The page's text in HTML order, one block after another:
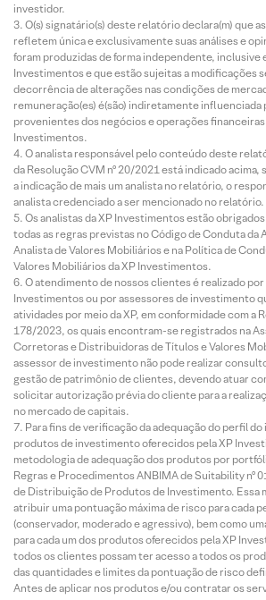
investidor.
O(s) signatário(s) deste relatório declara(m) que
refletem única e exclusivamente suas análises e
foram produzidas de forma independente, inclusive
Investimentos e que estão sujeitas a modificações
decorrência de alterações nas condições de
remuneração(es) é(são) indiretamente
provenientes dos negócios e operações financeiras
Investimentos.
O analista responsável pelo conteúdo deste
da Resolução CVM nº 20/2021 está indicado
a indicação de mais um analista no relatório, o
analista credenciado a ser mencionado no relatório.
Os analistas da XP Investimentos estão
todas as regras previstas no Código de Conduta da
Analista de Valores Mobiliários e na Política de
Valores Mobiliários da XP Investimentos.
O atendimento de nossos clientes é realizado por
Investimentos ou por assessores de investimento
atividades por meio da XP, em conformidade com a
178/2023, os quais encontram-se registrados na
Corretoras e Distribuidoras de Títulos e Valores
assessor de investimento não pode realizar
gestão de patrimônio de clientes, devendo atuar
solicitar autorização prévia do cliente para a
no mercado de capitais.
Para fins de verificação da adequação do perfil
produtos de investimento oferecidos pela XP
metodologia de adequação dos produtos por
Regras e Procedimentos ANBIMA de Suitability nº
de Distribuição de Produtos de Investimento. Essa
atribuir uma pontuação máxima de risco para cada
(conservador, moderado e agressivo), bem como
para cada um dos produtos oferecidos pela XP
todos os clientes possam ter acesso a todos os
das quantidades e limites da pontuação de risco
Antes de aplicar nos produtos e/ou contratar os